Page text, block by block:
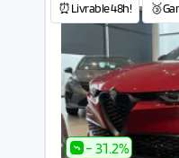
⏰Livrable 48h!
- 31.2%